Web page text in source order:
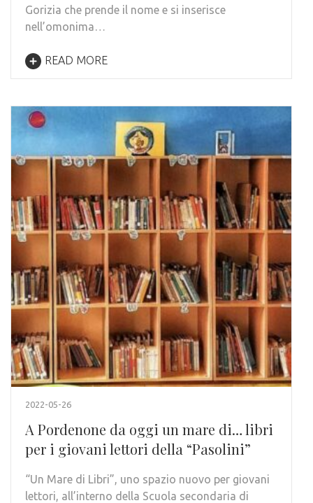
Gorizia che prende il nome e si inserisce
nell’omonima…
READ MORE
2022-05-26
A Pordenone da oggi un mare di… libri
per i giovani lettori della “Pasolini”
“Un Mare di Libri”, uno spazio nuovo per giovani
lettori, all’interno della Scuola secondaria di